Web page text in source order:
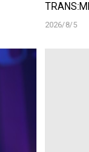
2026/8/5